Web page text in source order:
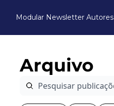
Modular Newsletter Autores
Arquivo